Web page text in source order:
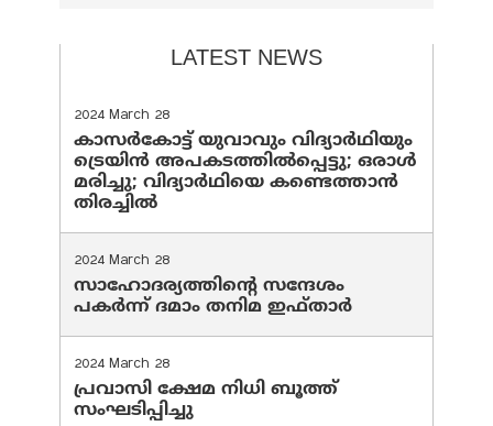
LATEST NEWS
2024 March 28
കാസർകോട്ട് യുവാവും വിദ്യാർഥിയും
ട്രെയിൻ അപകടത്തിൽപ്പെട്ടു; ഒരാൾ
മരിച്ചു; വിദ്യാർഥിയെ കണ്ടെത്താൻ
തിരച്ചിൽ
2024 March 28
സാഹോദര്യത്തിന്റെ സന്ദേശം
പകർന്ന് ദമാം തനിമ ഇഫ്‌താർ
2024 March 28
പ്രവാസി ക്ഷേമ നിധി ബൂത്ത്
സംഘടിപ്പിച്ചു